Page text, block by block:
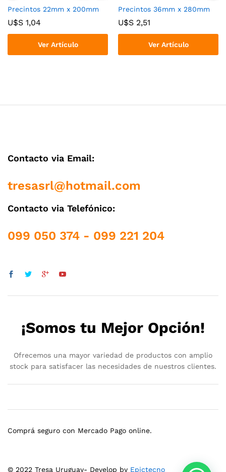
Precintos 22mm x 200mm
U$S 1,04
Ver Artículo
Precintos 36mm x 280mm
U$S 2,51
Ver Artículo
Contacto via Email:
tresasrl@hotmail.com
Contacto via Telefónico:
099 050 374 - 099 221 204
¡Somos tu Mejor Opción!
Ofrecemos una mayor variedad de productos con amplio
stock para satisfacer las necesidades de nuestros clientes.
© 2022 Tresa Uruguay- Develop by Epictecno
Comprá seguro con Mercado Pago online.